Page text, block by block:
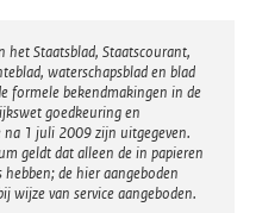
het Staatsblad, Staatscourant,
waterschapsblad en blad
formele bekendmakingen in de
goedkeuring en
na 1 juli 2009 zijn uitgegeven.
geldt dat alleen de in papieren
de hier aangeboden
wijze van service aangeboden.